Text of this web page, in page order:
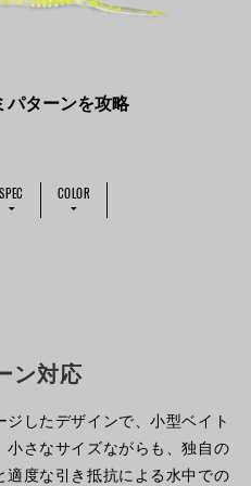
パターンを攻略
SPEC COLOR
ン対応
したデザインで、小型ベイト
小さなサイズながらも、独自の
度な引き抵抗による水中での